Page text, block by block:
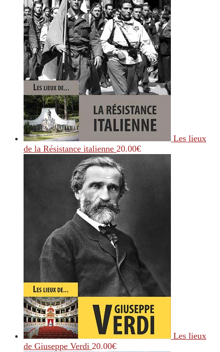
Les lieux
de la Résistance italienne 20.00€
Les lieux
de Giuseppe Verdi 20.00€